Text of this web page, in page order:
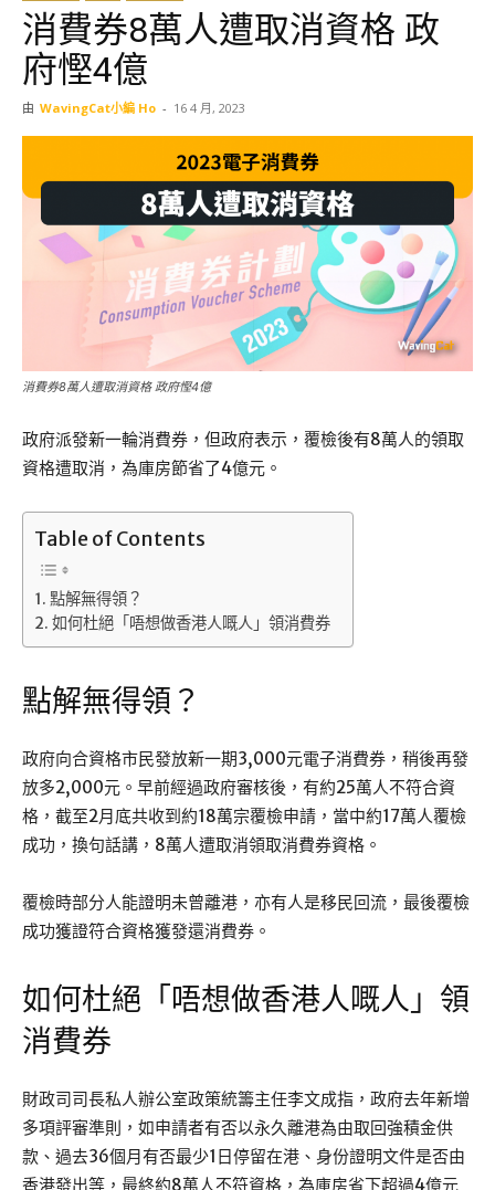
消費券8萬人遭取消資格 政
府慳4億
由 WavingCat小編 Ho - 16 4 月, 2023
消費券8萬人遭取消資格 政府慳4億
政府派發新一輪消費券，但政府表示，覆檢後有8萬人的領取
資格遭取消，為庫房節省了4億元。
Table of Contents
點解無得領？
如何杜絕「唔想做香港人嘅人」領消費券
點解無得領？
政府向合資格市民發放新一期3,000元電子消費券，稍後再發
放多2,000元。早前經過政府審核後，有約25萬人不符合資
格，截至2月底共收到約18萬宗覆檢申請，當中約17萬人覆檢
成功，換句話講，8萬人遭取消領取消費券資格。
覆檢時部分人能證明未曾離港，亦有人是移民回流，最後覆檢
成功獲證符合資格獲發還消費券。
如何杜絕「唔想做香港人嘅人」領
消費券
財政司司長私人辦公室政策統籌主任李文成指，政府去年新增
多項評審準則，如申請者有否以永久離港為由取回強積金供
款、過去36個月有否最少1日停留在港、身份證明文件是否由
香港發出等，最終約8萬人不符資格，為庫房省下超過4億元